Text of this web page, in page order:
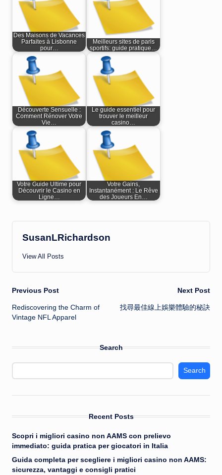
Des Maisons de Vacances
Parfaites à Lisbonne
pour…
Meilleurs sites de paris
sportifs: guide pratique…
Découverte Sensuelle :
Comment Rénover Votre
Vie…
Le guide essentiel pour
trouver le meilleur
casino…
Votre Guide Ultime pour
Découvrir le Casino en
Ligne…
Votre Gains,
Instantanément : Le Rêve
des Joueurs En…
SusanLRichardson
View All Posts
Post
navigation
Previous Post
Rediscovering the Charm of
Vintage NFL Apparel
Next Post
找尋最佳線上娛樂體驗的秘訣
Search
Search
Recent Posts
Scopri i migliori casino non AAMS con prelievo
immediato: guida pratica per giocatori in Italia
Guida completa per scegliere i migliori casino non AAMS:
sicurezza, vantaggi e consigli pratici